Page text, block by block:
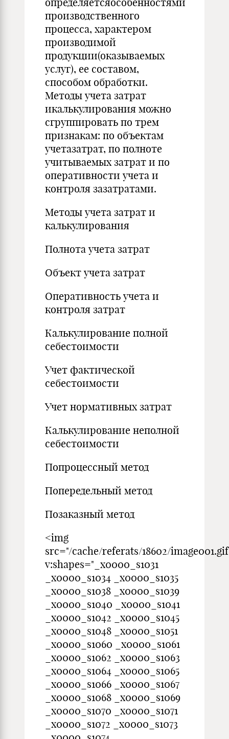
производственного
процесса, характером
производимой
продукции(оказываемых
услуг), ее составом,
способом обработки.
Методы учета затрат
икалькулирования можно
сгруппировать по трем
признакам: по объектам
учетазатрат, по полноте
учитываемых затрат и по
оперативности учета и
контроля зазатратами.
Методы учета затрат и
калькулирования
Полнота учета затрат
Объект учета затрат
Оперативность учета и
контроля затрат
Калькулирование полной
себестоимости
Учет фактической
себестоимости
Учет нормативных затрат
Калькулирование неполной
себестоимости
Попроцессный метод
Попередельный метод
Позаказный метод
<img
src="/cache/referats/18602/
v:shapes="_x0000_s1031
_x0000_s1034 _x0000_s1035
_x0000_s1038 _x0000_s1039
_x0000_s1040 _x0000_s1041
_x0000_s1042 _x0000_s1045
_x0000_s1048 _x0000_s1051
_x0000_s1060 _x0000_s1061
_x0000_s1062 _x0000_s1063
_x0000_s1064 _x0000_s1065
_x0000_s1066 _x0000_s1067
_x0000_s1068 _x0000_s1069
_x0000_s1070 _x0000_s1071
_x0000_s1072 _x0000_s1073